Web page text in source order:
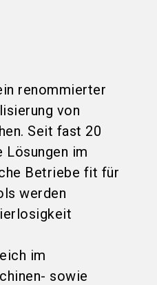
renommierter
von
Seit fast 20
Lösungen im
Betriebe fit für
werden
im
sowie